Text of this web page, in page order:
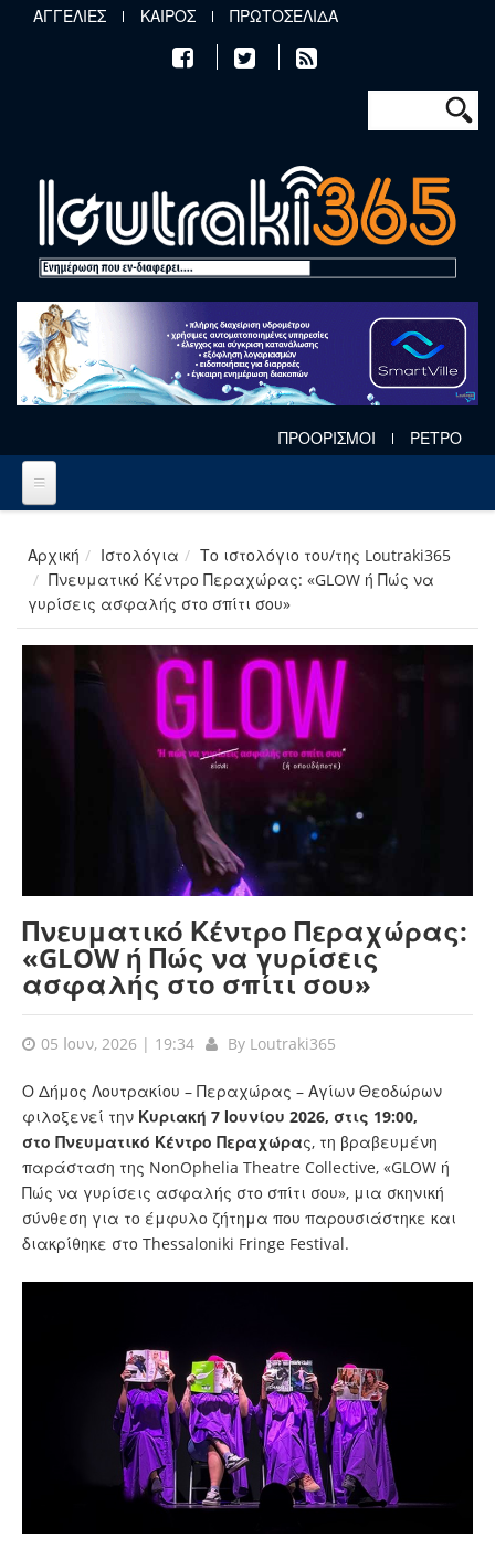
Παράκαμψη προς το κυρίως περιεχόμενο
ΑΓΓΕΛΙΕΣ ΚΑΙΡΟΣ ΠΡΩΤΟΣΕΛΙΔΑ
Φόρμα
Αναζήτηση
ΠΡΟΟΡΙΣΜΟΙ ΡΕΤΡΟ
Αρχική Ιστολόγια
Το ιστολόγιο του/της Loutraki365
Πνευματικό Κέντρο Περαχώρας: «GLOW ή Πώς να
γυρίσεις ασφαλής στο σπίτι σου»
Πνευματικό Κέντρο Περαχώρας:
«GLOW ή Πώς να γυρίσεις
ασφαλής στο σπίτι σου»
05 Ιουν, 2026 | 19:34 By Loutraki365
Ο Δήμος Λουτρακίου – Περαχώρας – Αγίων Θεοδώρων
φιλοξενεί την Κυριακή 7 Ιουνίου 2026, στις 19:00,
στο Πνευματικό Κέντρο Περαχώρας, τη βραβευμένη
παράσταση της NonOphelia Theatre Collective, «GLOW ή
Πώς να γυρίσεις ασφαλής στο σπίτι σου», μια σκηνική
σύνθεση για το έμφυλο ζήτημα που παρουσιάστηκε και
διακρίθηκε στο Thessaloniki Fringe Festival.